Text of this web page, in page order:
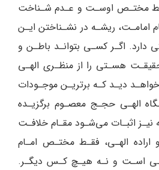
مختـص اوسـت و عـدم شـناخت
امامـت، ریشـه در نشـناختن ایـن
دارد. اگـر کسـی بتوانـد باطـن و
هسـتی را از منظـری الهـی
دیـد کـه برتریـن موجـودات
الهـی حجـج معصـوم برگزیـده
نیـز اثبـات می‌شـود مقـام خلافـت
اراده الهـی، فقـط مختـص امـام
اسـت و نـه هیـچ کـس دیگـر.